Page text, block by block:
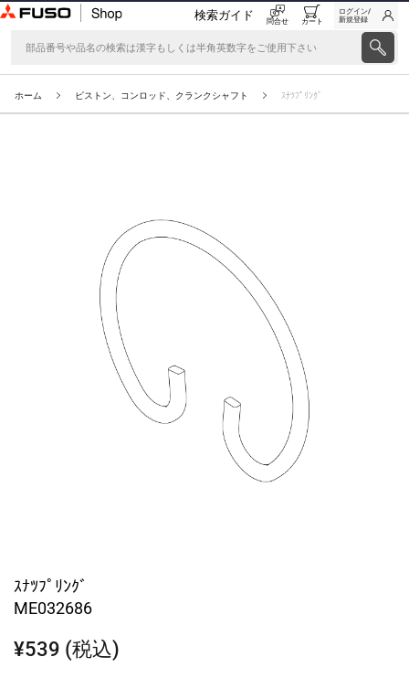
検索ガイド 問合せ カート
ログイン/
新規登録
ホーム ピストン、コンロッド、クランクシャフト ｽﾅﾂﾌﾟﾘﾝｸﾞ
ｽﾅﾂﾌﾟﾘﾝｸﾞ
ME032686
¥539 (税込)